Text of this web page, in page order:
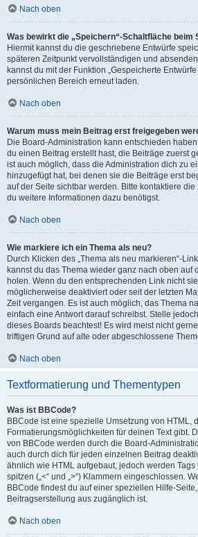
Nach oben
Was bewirkt die „Speichern“-Schaltfläche
Hiermit kannst du die geschriebene Entwürfe
späteren Zeitpunkt vervollständigen und
kannst du mit der Funktion „Gespeicherte
persönlichen Bereich erneut laden.
Nach oben
Warum muss mein Beitrag erst freigegeben
Die Board-Administration kann entschieden
du einen Beitrag erstellt hast, die Beiträge zuerst
ist auch möglich, dass die Administration dich zu
hinzugefügt hat, bei denen sie die Beiträge erst
auf der Seite sichtbar werden. Bitte kontaktiere
du weitere Informationen dazu benötigst.
Nach oben
Wie markiere ich ein Thema als neu?
Durch Klicken des „Thema als neu markieren“-
kannst du das Thema wieder ganz nach oben auf
holen. Wenn du den entsprechenden Link nicht
möglicherweise deaktiviert oder seit der letzten
Zeit vergangen. Es ist auch möglich, das Thema
einfach eine Antwort darauf schreibst. Stelle
dieses Boards beachtest! Es wird meist nicht
triftigen Grund auf alte oder abgeschlossene
Nach oben
Textformatierung und Thementypen
Was ist BBCode?
BBCode ist eine spezielle Umsetzung von HTML,
Formatierungsmöglichkeiten für deinen Text gibt.
von BBCode werden durch die Board-
auch durch dich für jeden einzelnen Beitrag
ähnlich wie HTML aufgebaut, jedoch werden Tags
spitzen („<“ und „>“) Klammern eingeschlossen.
BBCode findest du auf einer speziellen Hilfe-
Beitragserstellung aus zugänglich ist.
Nach oben